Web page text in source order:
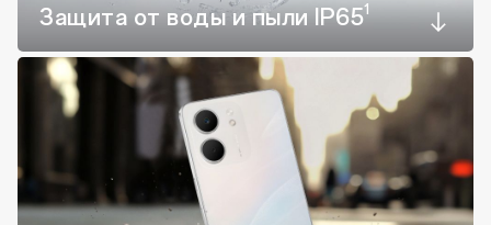
Защита от водыи пыли IP651